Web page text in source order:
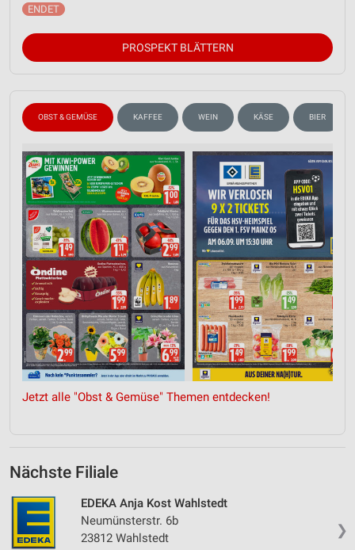
PROSPEKT BLÄTTERN
OBST & GEMÜSE KAFFEE WEIN KÄSE BIER
Jetzt alle "Obst & Gemüse" Themen entdecken!
Nächste Filiale
❯
EDEKA Anja Kost Wahlstedt
Neumünsterstr. 6b
23812 Wahlstedt